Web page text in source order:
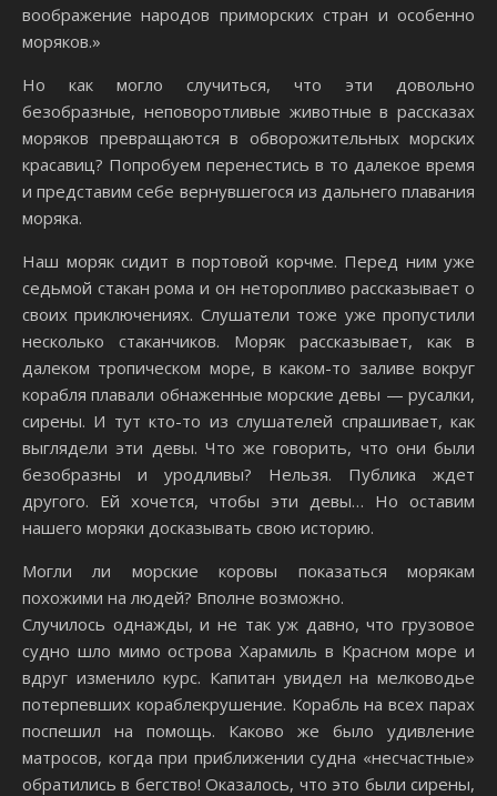
воображение народов приморских стран и особенно
моряков.»
Но как могло случиться, что эти довольно
безобразные, неповоротливые животные в рассказах
моряков превращаются в обворожительных морских
красавиц? Попробуем перенестись в то далекое время
и представим себе вернувшегося из дальнего плавания
моряка.
Наш моряк сидит в портовой корчме. Перед ним уже
седьмой стакан рома и он неторопливо рассказывает о
своих приключениях. Слушатели тоже уже пропустили
несколько стаканчиков. Моряк рассказывает, как в
далеком тропическом море, в каком-то заливе вокруг
корабля плавали обнаженные морские девы — русалки,
сирены. И тут кто-то из слушателей спрашивает, как
выглядели эти девы. Что же говорить, что они были
безобразны и уродливы? Нельзя. Публика ждет
другого. Ей хочется, чтобы эти девы… Но оставим
нашего моряки досказывать свою историю.
Могли ли морские коровы показаться морякам
похожими на людей? Вполне возможно.
Случилось однажды, и не так уж давно, что грузовое
судно шло мимо острова Харамиль в Красном море и
вдруг изменило курс. Капитан увидел на мелководье
потерпевших кораблекрушение. Корабль на всех парах
поспешил на помощь. Каково же было удивление
матросов, когда при приближении судна «несчастные»
обратились в бегство! Оказалось, что это были сирены,